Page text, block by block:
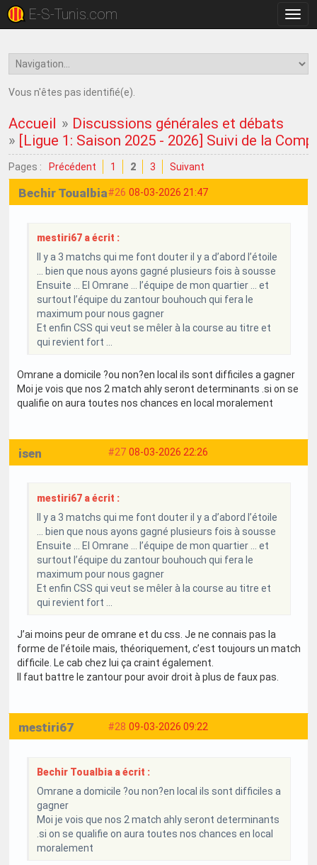
la
E-S-Tunis.com
Vous n'êtes pas identifié(e).
Accueil » Discussions générales et débats
» [Ligue 1: Saison 2025 - 2026] Suivi de la
Pages : Précédent 1 2 3 Suivant
#26 08-03-2026 21:47
Bechir Toualbia
mestiri67 a écrit :
Il y a 3 matchs qui me font douter il y a d’abord l’étoile
… bien que nous ayons gagné plusieurs fois à sousse
Ensuite … El Omrane … l’équipe de mon quartier … et
surtout l’équipe du zantour bouhouch qui fera le
maximum pour nous gagner
Et enfin CSS qui veut se mêler à la course au titre et
qui revient fort …
Omrane a domicile ?ou non?en local ils sont difficiles a gagner
Moi je vois que nos 2 match ahly seront determinants .si on se
qualifie on aura toutes nos chances en local moralement
#27 08-03-2026 22:26
isen
mestiri67 a écrit :
Il y a 3 matchs qui me font douter il y a d’abord l’étoile
… bien que nous ayons gagné plusieurs fois à sousse
Ensuite … El Omrane … l’équipe de mon quartier … et
surtout l’équipe du zantour bouhouch qui fera le
maximum pour nous gagner
Et enfin CSS qui veut se mêler à la course au titre et
qui revient fort …
J’ai moins peur de omrane et du css. Je ne connais pas la
forme de l’étoile mais, théoriquement, c’est toujours un match
difficile. Le cab chez lui ça craint également.
Il faut battre le zantour pour avoir droit à plus de faux pas.
#28 09-03-2026 09:22
mestiri67
Bechir Toualbia a écrit :
Omrane a domicile ?ou non?en local ils sont difficiles a
gagner
Moi je vois que nos 2 match ahly seront determinants
.si on se qualifie on aura toutes nos chances en local
moralement